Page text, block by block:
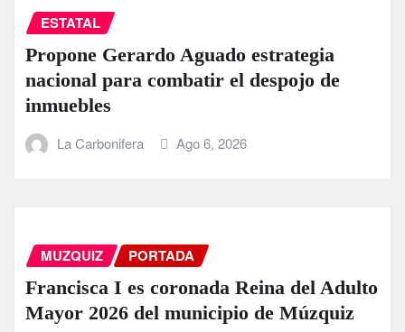
ESTATAL
Propone Gerardo Aguado estrategia
nacional para combatir el despojo de
inmuebles
La Carbonifera Ago 6, 2026
MUZQUIZ PORTADA
Francisca I es coronada Reina del Adulto
Mayor 2026 del municipio de Múzquiz